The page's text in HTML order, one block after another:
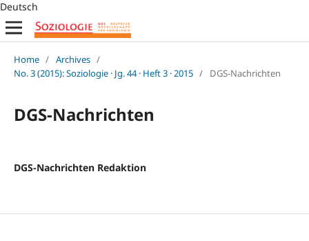
Deutsch
Home / Archives /
No. 3 (2015): Soziologie · Jg. 44 · Heft 3 · 2015 / DGS-Nachrichten
DGS-Nachrichten
DGS-Nachrichten Redaktion